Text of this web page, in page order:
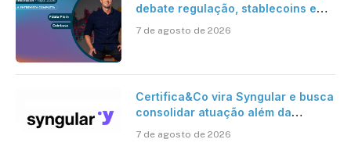
debate regulação, stablecoins e
7 de agosto de 2026
Certifica&Co vira Syngular e busca
consolidar atuação além da
7 de agosto de 2026